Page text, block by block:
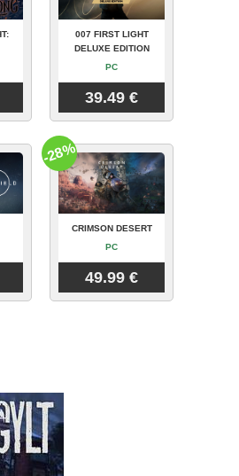
007 FIRST LIGHT
DELUXE EDITION
PC
39.49 €
CRIMSON DESERT
PC
49.99 €
-28%